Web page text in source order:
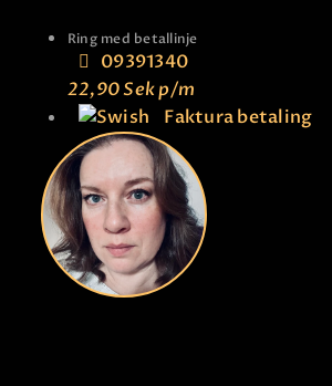
Ring med betallinje
09391340
22,90 Sekp/m
Faktura betaling